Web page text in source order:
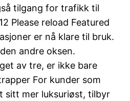
tilgang for trafikk til
Please reload Featured
er nå klare til bruk.
andre oksen.
av tre, er ikke bare
For kunder som
sitt mer luksuriøst, tilbyr